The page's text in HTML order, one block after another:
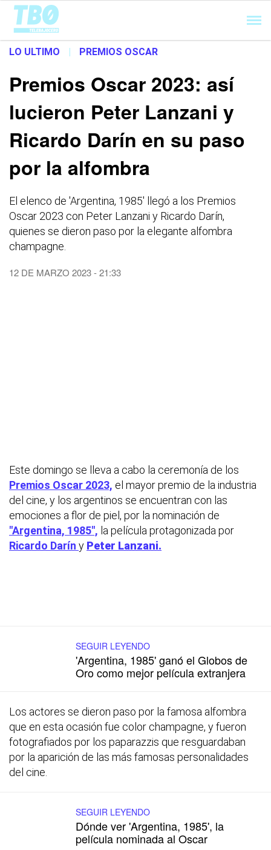
Cargando...
LO ULTIMO | PREMIOS OSCAR
Premios Oscar 2023: así
lucieron Peter Lanzani y
Ricardo Darín en su paso
por la alfombra
El elenco de 'Argentina, 1985' llegó a los Premios
Oscar 2023 con Peter Lanzani y Ricardo Darín,
quienes se dieron paso por la elegante alfombra
champagne.
12 DE MARZO 2023 - 21:33
Este domingo se lleva a cabo la ceremonía de los
Premios Oscar 2023, el mayor premio de la industria
del cine, y los argentinos se encuentran con las
emociones a flor de piel, por la nominación de
"Argentina, 1985", la película protagonizada por
Ricardo Darín y Peter Lanzani.
SEGUIR LEYENDO
'Argentina, 1985' ganó el Globos de
Oro como mejor película extranjera
Los actores se dieron paso por la famosa alfombra
que en esta ocasión fue color champagne, y fueron
fotografiados por los paparazzis que resguardaban
por la aparición de las más famosas personalidades
del cine.
SEGUIR LEYENDO
Dónde ver 'Argentina, 1985', la
película nominada al Oscar